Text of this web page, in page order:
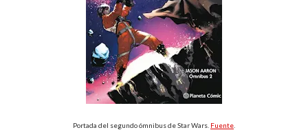
Portada del segundo ómnibus de Star Wars. Fuente.